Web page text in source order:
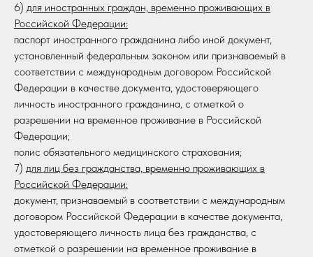
6) для иностранных граждан, временно проживающих в
Российской Федерации:
паспорт иностранного гражданина либо иной документ,
установленный федеральным законом или признаваемый в
соответствии с международным договором Российской
Федерации в качестве документа, удостоверяющего
личность иностранного гражданина, с отметкой о
разрешении на временное проживание в Российской
Федерации;
полис обязательного медицинского страхования;
7) для лиц без гражданства, временно проживающих в
Российской Федерации:
документ, признаваемый в соответствии с международным
договором Российской Федерации в качестве документа,
удостоверяющего личность лица без гражданства, с
отметкой о разрешении на временное проживание в